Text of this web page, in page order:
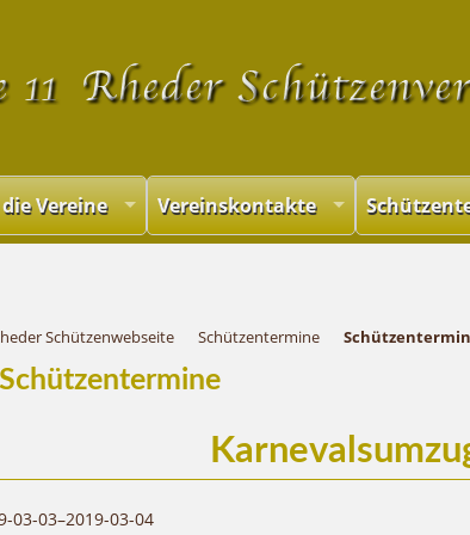
Navigation
überspringen
die Vereine Vereinskontakte
Schützenwebseite Schützentermine
Schützentermine
03-03–2019-03-04